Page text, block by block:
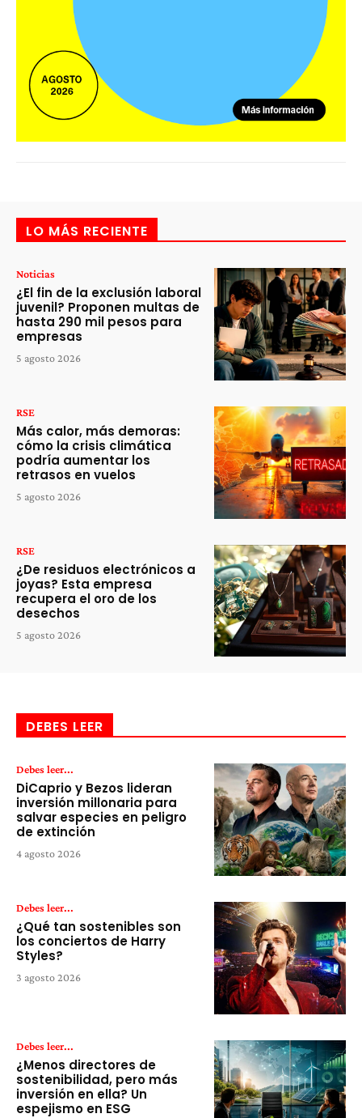
LO MÁS RECIENTE
Noticias
¿El fin de la exclusión laboral
juvenil? Proponen multas de
hasta 290 mil pesos para
empresas
5 agosto 2026
RSE
Más calor, más demoras:
cómo la crisis climática
podría aumentar los
retrasos en vuelos
5 agosto 2026
RSE
¿De residuos electrónicos a
joyas? Esta empresa
recupera el oro de los
desechos
5 agosto 2026
DEBES LEER
Debes leer...
DiCaprio y Bezos lideran
inversión millonaria para
salvar especies en peligro
de extinción
4 agosto 2026
Debes leer...
¿Qué tan sostenibles son
los conciertos de Harry
Styles?
3 agosto 2026
Debes leer...
¿Menos directores de
sostenibilidad, pero más
inversión en ella? Un
espejismo en ESG